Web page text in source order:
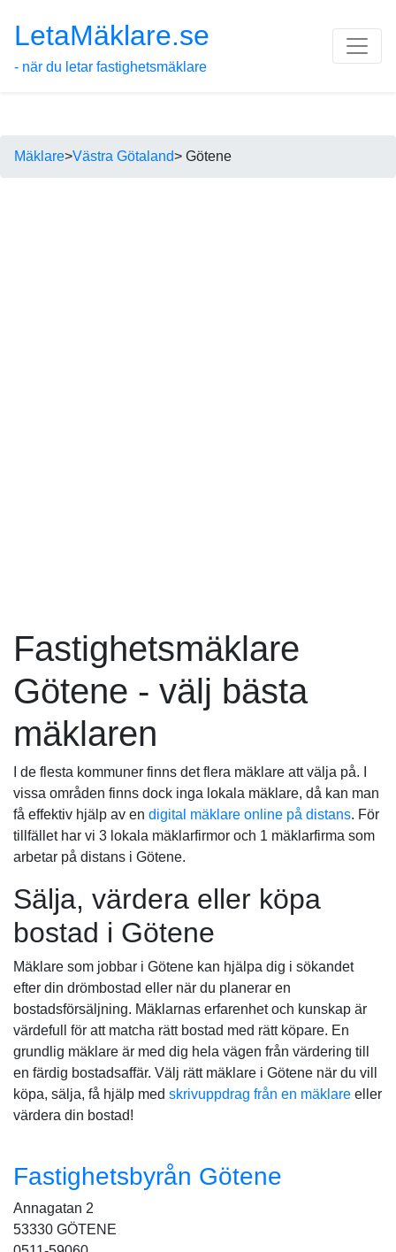
LetaMäklare.se
- när du letar fastighetsmäklare
Mäklare>Västra Götaland> Götene
Fastighetsmäklare
Götene - välj bästa
mäklaren
I de flesta kommuner finns det flera mäklare att välja på. I
vissa områden finns dock inga lokala mäklare, då kan man
få effektiv hjälp av en digital mäklare online på distans. För
tillfället har vi 3 lokala mäklarfirmor och 1 mäklarfirma som
arbetar på distans i Götene.
Sälja, värdera eller köpa
bostad i Götene
Mäklare som jobbar i Götene kan hjälpa dig i sökandet
efter din drömbostad eller när du planerar en
bostadsförsäljning. Mäklarnas erfarenhet och kunskap är
värdefull för att matcha rätt bostad med rätt köpare. En
grundlig mäklare är med dig hela vägen från värdering till
en färdig bostadsaffär. Välj rätt mäklare i Götene när du vill
köpa, sälja, få hjälp med skrivuppdrag från en mäklare eller
värdera din bostad!
Fastighetsbyrån Götene
Annagatan 2
53330 GÖTENE